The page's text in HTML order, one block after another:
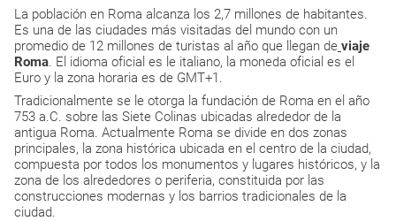
La población en Roma alcanza los 2,7 millones de habitantes.
Es una de las ciudades más visitadas del mundo con un
promedio de 12 millones de turistas al año que llegan de viaje
Roma. El idioma oficial es le italiano, la moneda oficial es el
Euro y la zona horaria es de GMT+1.
Tradicionalmente se le otorga la fundación de Roma en el año
753 a.C. sobre las Siete Colinas ubicadas alrededor de la
antigua Roma. Actualmente Roma se divide en dos zonas
principales, la zona histórica ubicada en el centro de la ciudad,
compuesta por todos los monumentos y lugares históricos, y la
zona de los alrededores o periferia, constituida por las
construcciones modernas y los barrios tradicionales de la
ciudad.